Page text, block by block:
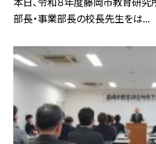
部長・事業部長の校長先生をは...